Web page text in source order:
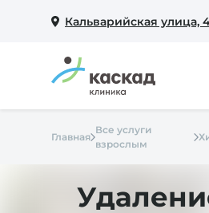
Кальварийская улица,
Главная
Все услуги
взрослым